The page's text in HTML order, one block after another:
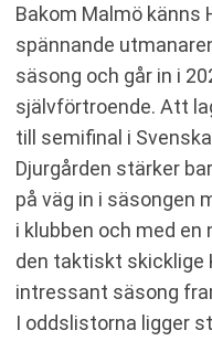
Bakom Malmö känns
spännande
säsong och går in i
självförtroende. Att
till semifinal i
Djurgården stärker
på väg in i säsongen
i klubben och med en
den taktiskt skicklige
intressant säsong
I oddslistorna ligger